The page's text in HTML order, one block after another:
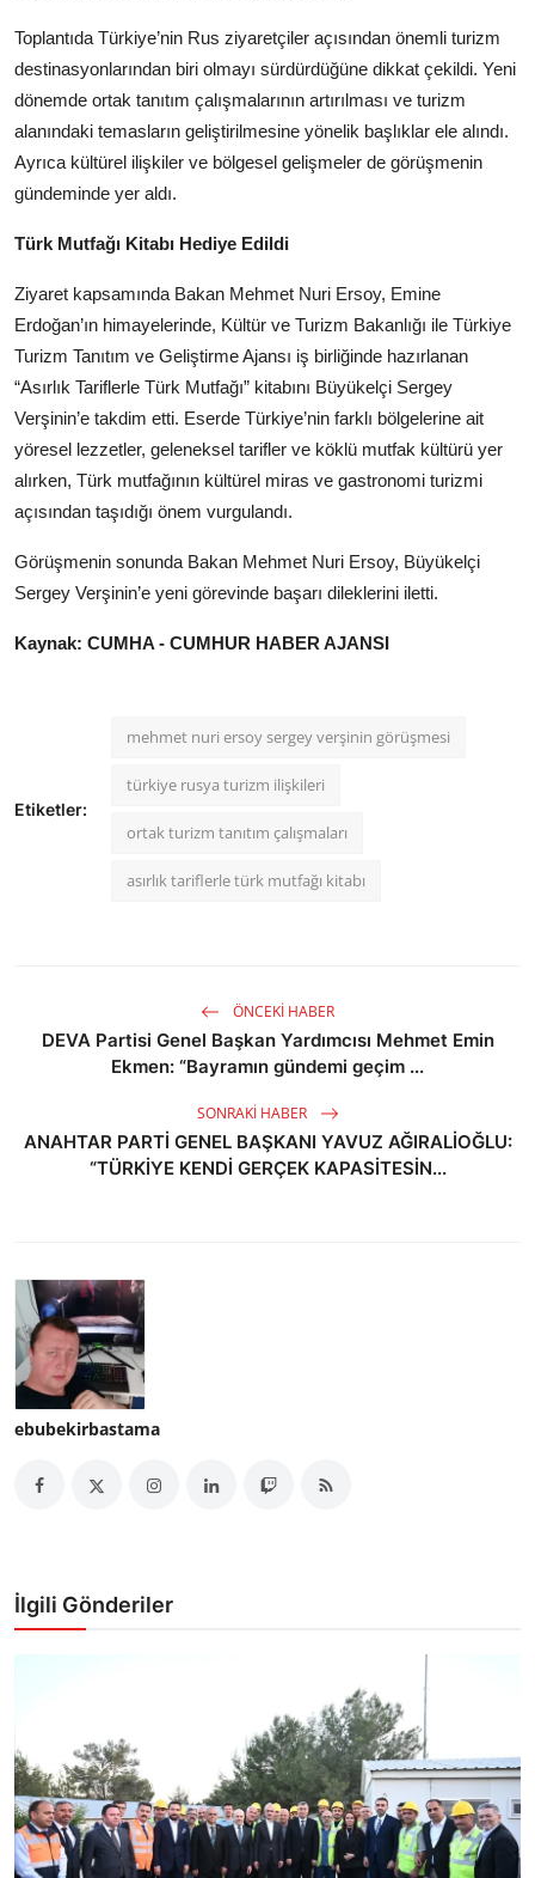
Toplantıda Türkiye’nin Rus ziyaretçiler açısından önemli turizm
destinasyonlarından biri olmayı sürdürdüğüne dikkat çekildi. Yeni
dönemde ortak tanıtım çalışmalarının artırılması ve turizm
alanındaki temasların geliştirilmesine yönelik başlıklar ele alındı.
Ayrıca kültürel ilişkiler ve bölgesel gelişmeler de görüşmenin
gündeminde yer aldı.
Türk Mutfağı Kitabı Hediye Edildi
Ziyaret kapsamında Bakan Mehmet Nuri Ersoy, Emine
Erdoğan’ın himayelerinde, Kültür ve Turizm Bakanlığı ile Türkiye
Turizm Tanıtım ve Geliştirme Ajansı iş birliğinde hazırlanan
“Asırlık Tariflerle Türk Mutfağı” kitabını Büyükelçi Sergey
Verşinin’e takdim etti. Eserde Türkiye’nin farklı bölgelerine ait
yöresel lezzetler, geleneksel tarifler ve köklü mutfak kültürü yer
alırken, Türk mutfağının kültürel miras ve gastronomi turizmi
açısından taşıdığı önem vurgulandı.
Görüşmenin sonunda Bakan Mehmet Nuri Ersoy, Büyükelçi
Sergey Verşinin’e yeni görevinde başarı dileklerini iletti.
Kaynak: CUMHA - CUMHUR HABER AJANSI
Etiketler:
mehmet nuri ersoy sergey verşinin görüşmesi
türkiye rusya turizm ilişkileri
ortak turizm tanıtım çalışmaları
asırlık tariflerle türk mutfağı kitabı
ÖNCEKI HABER
DEVA Partisi Genel Başkan Yardımcısı Mehmet Emin
Ekmen: “Bayramın gündemi geçim ...
SONRAKI HABER
ANAHTAR PARTİ GENEL BAŞKANI YAVUZ AĞIRALİOĞLU:
“TÜRKİYE KENDİ GERÇEK KAPASİTESİN...
ebubekirbastama
İlgili Gönderiler